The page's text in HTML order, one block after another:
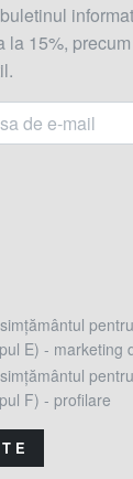
la 15%,
E) - marketing
F) - profilare